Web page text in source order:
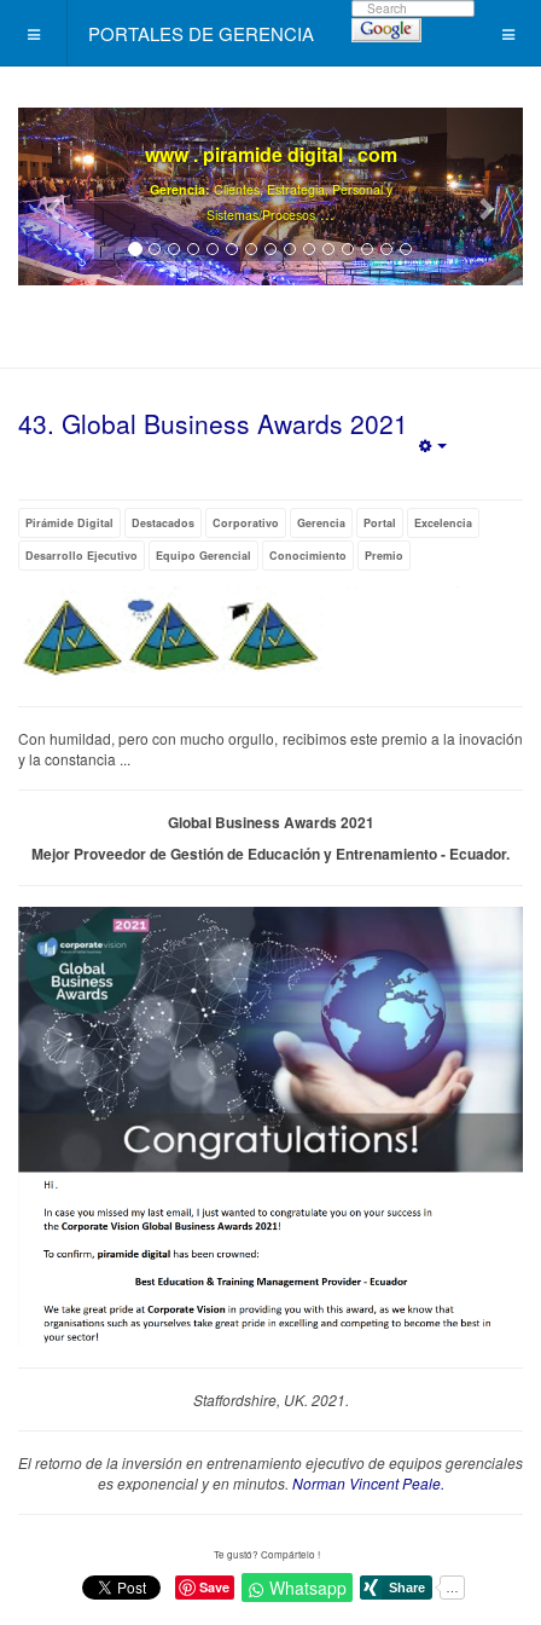
PORTALES DE GERENCIA
www . piramide digital . com
Gerencia:Clientes, Estrategia, Personal y
Sistemas/Procesos...
43. Global Business Awards 2021
Pirámide Digital Destacados Corporativo Gerencia Portal Excelencia
Desarrollo Ejecutivo Equipo Gerencial Conocimiento Premio
Con humildad, pero con mucho orgullo, recibimos este premio a la inovación
y la constancia ...
Global Business Awards 2021
Mejor Proveedor de Gestión de Educación y Entrenamiento - Ecuador.
Staffordshire, UK. 2021.
El retorno de la inversión en entrenamiento ejecutivo de equipos gerenciales
es exponencial y en minutos. Norman Vincent Peale.
Te gustó? Compártelo !
Save Whatsapp